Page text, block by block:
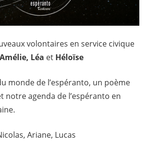
volontaires en service civique
Léa etHéloïse
monde de l’espéranto, un poème
notre agenda de l’espéranto en
Ariane, Lucas